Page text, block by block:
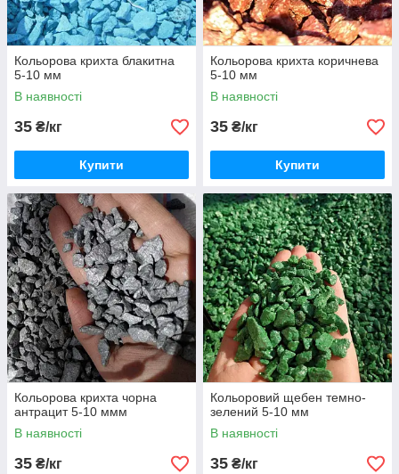
Кольорова крихта блакитна
5-10 мм
В наявності
35 ₴/кг
Купити
Кольорова крихта коричнева
5-10 мм
В наявності
35 ₴/кг
Купити
Кольорова крихта чорна
антрацит 5-10 ммм
В наявності
35 ₴/кг
Кольоровий щебен темно-
зелений 5-10 мм
В наявності
35 ₴/кг